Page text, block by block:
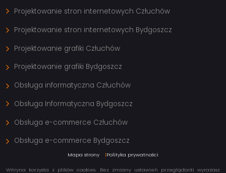
Projektowanie stron internetowych Człuchów
Projektowanie stron internetowych Bydgoszcz
Projektowanie grafiki Człuchów
Projektowanie grafiki Bydgoszcz
Obsługa informatyczna Człuchów
Obsługa Informatyczna Bydgoszcz
Obsługa e-commerce Człuchów
Obsługa e-commerce Bydgoszcz
Mapa strony Polityka prywatności
Witryna korzysta z plików cookies. Bez zmiany ustawień przeglądarki wyrażasz